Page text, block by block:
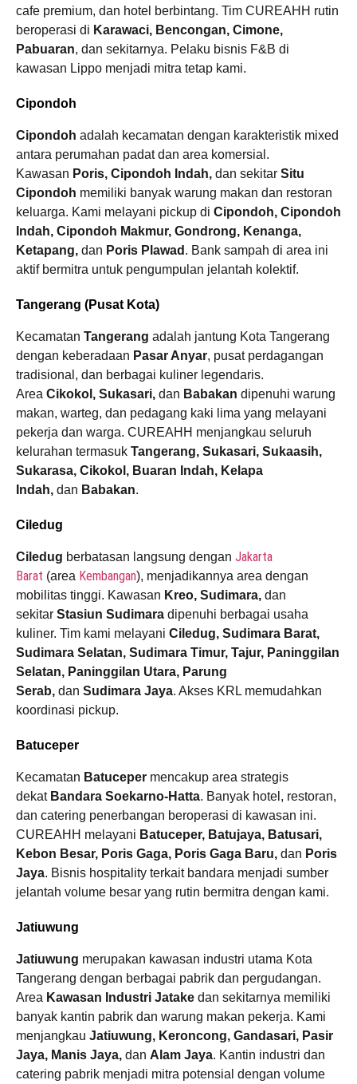
cafe premium, dan hotel berbintang. Tim CUREAHH rutin
beroperasi di Karawaci, Bencongan, Cimone,
Pabuaran, dan sekitarnya. Pelaku bisnis F&B di
kawasan Lippo menjadi mitra tetap kami.
Cipondoh
Cipondoh adalah kecamatan dengan karakteristik mixed
antara perumahan padat dan area komersial.
Kawasan Poris, Cipondoh Indah, dan sekitar Situ
Cipondoh memiliki banyak warung makan dan restoran
keluarga. Kami melayani pickup di Cipondoh, Cipondoh
Indah, Cipondoh Makmur, Gondrong, Kenanga,
Ketapang, dan Poris Plawad . Bank sampah di area ini
aktif bermitra untuk pengumpulan jelantah kolektif.
Tangerang (Pusat Kota)
Kecamatan Tangerang adalah jantung Kota Tangerang
dengan keberadaan Pasar Anyar, pusat perdagangan
tradisional, dan berbagai kuliner legendaris.
Area Cikokol, Sukasari, dan Babakan dipenuhi warung
makan, warteg, dan pedagang kaki lima yang melayani
pekerja dan warga. CUREAHH menjangkau seluruh
kelurahan termasuk Tangerang, Sukasari, Sukaasih,
Sukarasa, Cikokol, Buaran Indah, Kelapa
Indah, dan Babakan.
Ciledug
Ciledug berbatasan langsung dengan Jakarta
Barat (area Kembangan), menjadikannya area dengan
mobilitas tinggi. Kawasan Kreo, Sudimara, dan
sekitar Stasiun Sudimara dipenuhi berbagai usaha
kuliner. Tim kami melayani Ciledug, Sudimara Barat,
Sudimara Selatan, Sudimara Timur, Tajur, Paninggilan
Selatan, Paninggilan Utara, Parung
Serab, dan Sudimara Jaya. Akses KRL memudahkan
koordinasi pickup.
Batuceper
Kecamatan Batuceper mencakup area strategis
dekat Bandara Soekarno-Hatta. Banyak hotel, restoran,
dan catering penerbangan beroperasi di kawasan ini.
CUREAHH melayani Batuceper, Batujaya, Batusari,
Kebon Besar, Poris Gaga, Poris Gaga Baru, dan Poris
Jaya. Bisnis hospitality terkait bandara menjadi sumber
jelantah volume besar yang rutin bermitra dengan kami.
Jatiuwung
Jatiuwung merupakan kawasan industri utama Kota
Tangerang dengan berbagai pabrik dan pergudangan.
Area Kawasan Industri Jatake dan sekitarnya memiliki
banyak kantin pabrik dan warung makan pekerja. Kami
menjangkau Jatiuwung, Keroncong, Gandasari, Pasir
Jaya, Manis Jaya, dan Alam Jaya. Kantin industri dan
catering pabrik menjadi mitra potensial dengan volume